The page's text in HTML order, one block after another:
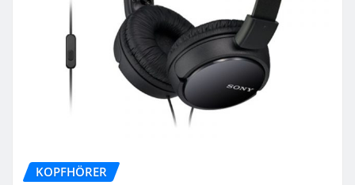
KOPFHÖRER